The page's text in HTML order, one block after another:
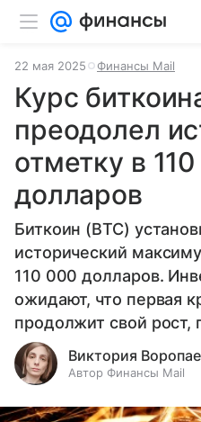
22 мая 2025 Финансы Mail
Курс
преодолел
отметку в
долларов
Биткоин (BTC)
исторический
110 000 долларов.
ожидают, что первая
продолжит свой рост,
Виктория
Автор Финансы Mail